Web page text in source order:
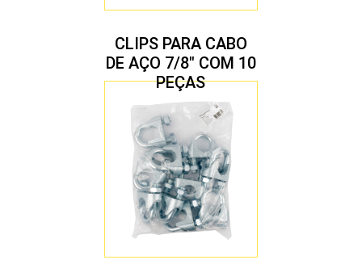
CLIPS PARA CABO
DE AÇO 7/8″ COM 10
PEÇAS